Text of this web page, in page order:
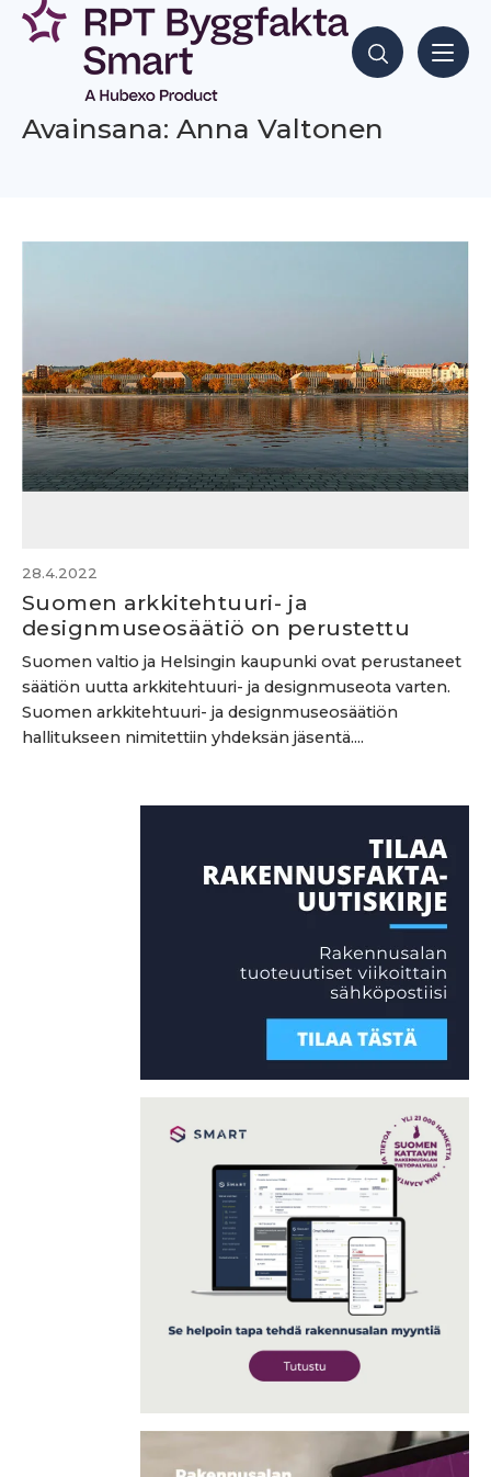
Siirry
sisältöön
Hae sisältöjä
Avainsana: Anna Valtonen
28.4.2022
Suomen arkkitehtuuri- ja
designmuseosäätiö on perustettu
Suomen valtio ja Helsingin kaupunki ovat perustaneet
säätiön uutta arkkitehtuuri- ja designmuseota varten.
Suomen arkkitehtuuri- ja designmuseosäätiön
hallitukseen nimitettiin yhdeksän jäsentä....